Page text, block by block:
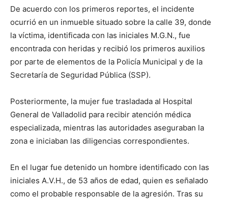
De acuerdo con los primeros reportes, el incidente
ocurrió en un inmueble situado sobre la calle 39, donde
la víctima, identificada con las iniciales M.G.N., fue
encontrada con heridas y recibió los primeros auxilios
por parte de elementos de la Policía Municipal y de la
Secretaría de Seguridad Pública (SSP).
Posteriormente, la mujer fue trasladada al Hospital
General de Valladolid para recibir atención médica
especializada, mientras las autoridades aseguraban la
zona e iniciaban las diligencias correspondientes.
En el lugar fue detenido un hombre identificado con las
iniciales A.V.H., de 53 años de edad, quien es señalado
como el probable responsable de la agresión. Tras su